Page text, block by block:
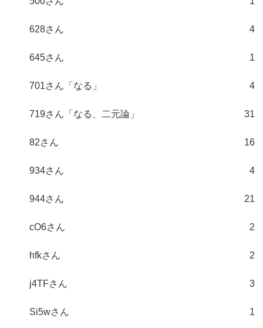
628さん 4
645さん 1
701さん「なる」 4
719さん「なる、二元論」 31
82さん 16
934さん 4
944さん 21
cO6さん 2
hfkさん 2
j4TFさん 3
Si5wさん 1